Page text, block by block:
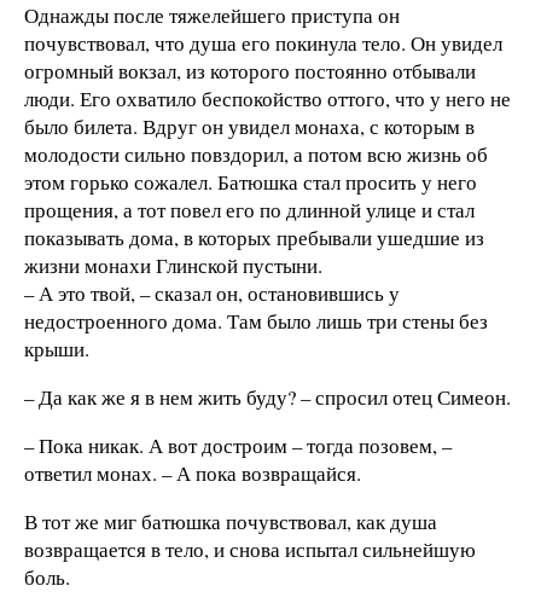
Однажды после тяжелейшего приступа он
почувствовал, что душа его покинула тело. Он увидел
огромный вокзал, из которого постоянно отбывали
люди. Его охватило беспокойство оттого, что у него не
было билета. Вдруг он увидел монаха, с которым в
молодости сильно повздорил, а потом всю жизнь об
этом горько сожалел. Батюшка стал просить у него
прощения, а тот повел его по длинной улице и стал
показывать дома, в которых пребывали ушедшие из
жизни монахи Глинской пустыни.
– А это твой, – сказал он, остановившись у
недостроенного дома. Там было лишь три стены без
крыши.
– Да как же я в нем жить буду? – спросил отец Симеон.
– Пока никак. А вот достроим – тогда позовем, –
ответил монах. – А пока возвращайся.
В тот же миг батюшка почувствовал, как душа
возвращается в тело, и снова испытал сильнейшую
боль.